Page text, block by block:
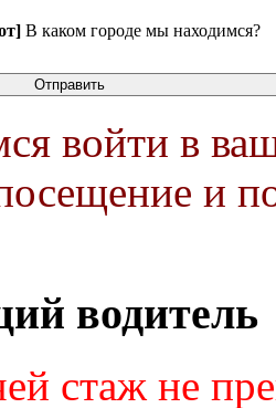
В каком городе мы находимся?
войти в
и
водитель
стаж не